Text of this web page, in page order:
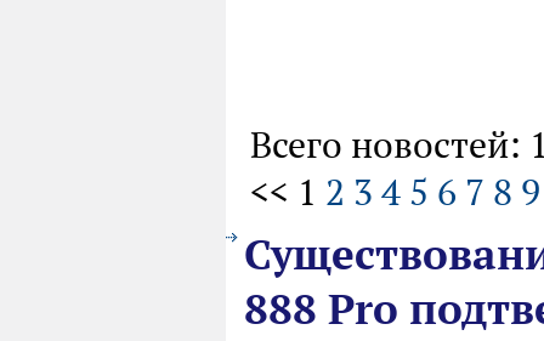
Всего новостей:
<< 1 2 3 4 5 6 7 8 9
888 Pro